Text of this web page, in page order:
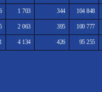
1 703 344 104 848
2 063 395 100 777
4 134 426 95 255